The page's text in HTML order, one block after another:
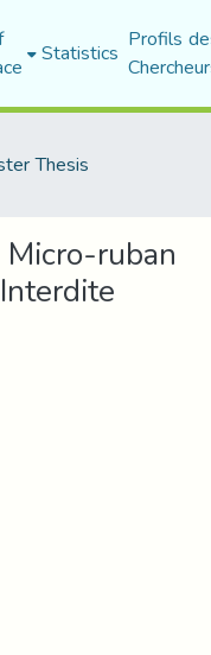
Statistics Profils
Thesis
ruban